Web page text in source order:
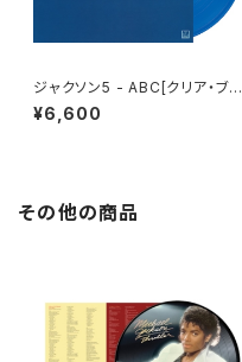
ジャクソン5 - ABC[クリア・ブル
ー](LP重量盤)
¥6,600
その他の商品